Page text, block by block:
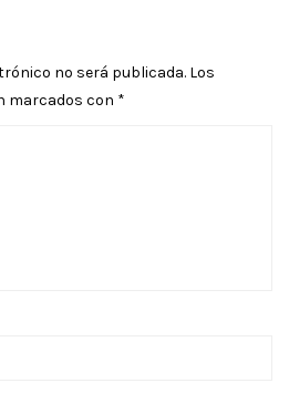
no será publicada. Los
marcados con *